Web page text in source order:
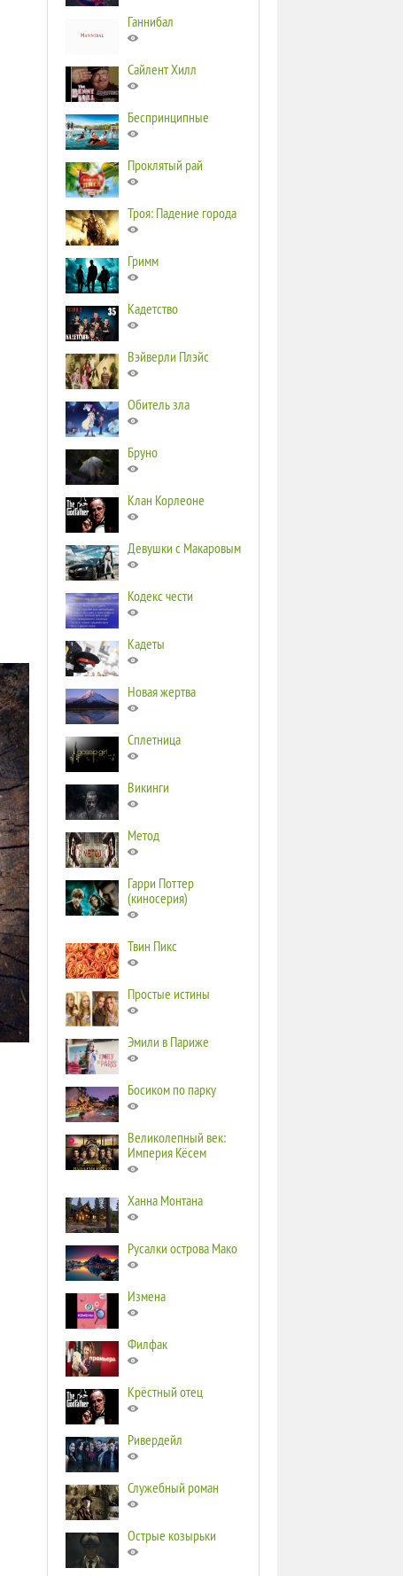
Ганнибал
Сайлент Хилл
Беспринципные
Проклятый рай
Троя: Падение города
Гримм
Кадетство
Вэйверли Плэйс
Обитель зла
Бруно
Клан Корлеоне
Девушки с Макаровым
Кодекс чести
Кадеты
Новая жертва
Сплетница
Викинги
Метод
Гарри Поттер
(киносерия)
Твин Пикс
Простые истины
Эмили в Париже
Босиком по парку
Великолепный век:
Империя Кёсем
Ханна Монтана
Русалки острова Мако
Измена
Филфак
Крёстный отец
Ривердейл
Служебный роман
Острые козырьки